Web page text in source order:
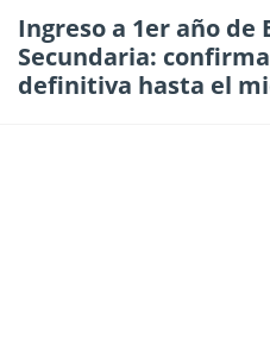
Ingreso a 1er año de
Secundaria:
definitiva hasta el